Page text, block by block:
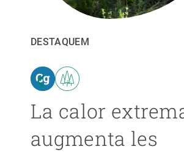
DESTAQUEM
La calor
augmenta les